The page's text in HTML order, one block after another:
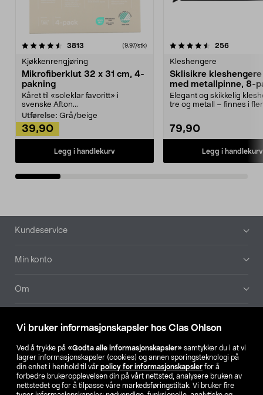
Vi bruker informasjonskapsler hos Clas Ohlson
Ved å trykke på «Godta alle informasjonskapsler» samtykker du i at vi
lagrer informasjonskapsler (cookies) og annen sporingsteknologi på
din enhet i henhold til vår policy for informasjonskapsler for å
forbedre brukeropplevelsen din på vårt nettsted, analysere bruken av
nettstedet og for å tilpasse våre markedsføringstiltak. Vi bruker fire
3813 anmeldelser(9,97/stk)
Kjøkkenrengjøring
Mikrofiberklut 32 x 31 cm, 4-
pakning
Kåret til «soleklar favoritt» i
svenske Afton...
Utførelse: Grå/beige
39,90
Legg i handlekurv
4.5av 5 stjerner 256
Kleshengere
Sklisikre
med metallpinne, 8-
Elegant og skikkelig
tre og metall – finnes i
79,90
Legg i handlekurv
4.5av 5 stjerner
Bunntekst
Kundeservice
Min konto
Om
Våre selskaper
Finn din butikk